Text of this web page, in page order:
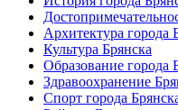
Архитектура города
Культура Брянска
Образование города
Здравоохранение
Спорт города